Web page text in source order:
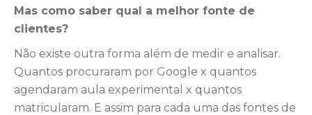
Mas como saber qual a melhor fonte de
clientes?
Não existe outra forma além de medir e analisar.
Quantos procuraram por Google x quantos
agendaram aula experimental x quantos
matricularam. E assim para cada uma das fontes de